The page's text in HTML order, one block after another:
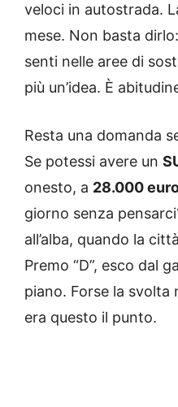
veloci in autostrada.
mese. Non basta
senti nelle aree di
più un’idea. È
Resta una domanda
Se potessi avere un
onesto, a 28.000
giorno senza
all’alba, quando la
Premo “D”, esco dal
piano. Forse la svolta
era questo il punto.